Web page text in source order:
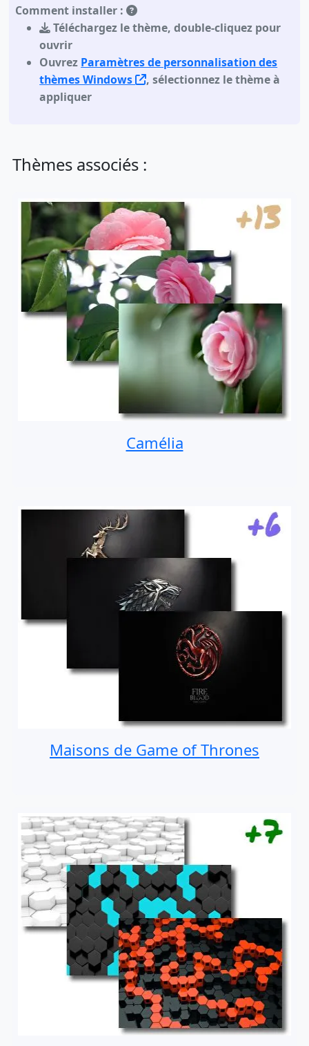
Comment installer :
Téléchargez le thème,double-cliquez pour
ouvrir
Ouvrez Paramètres de personnalisation des
thèmes Windows
, sélectionnez le thème à
appliquer
Thèmes associés :
Camélia
Maisons de Game of Thrones